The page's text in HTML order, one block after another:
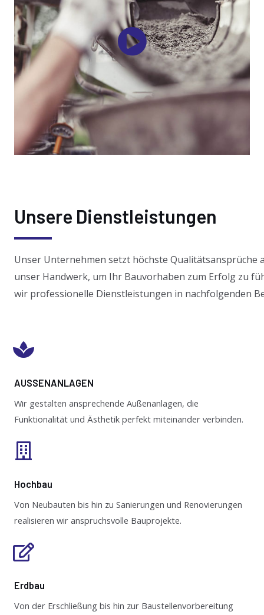
Unsere Dienstleistungen
Unser Unternehmen setzt höchste Qualitätsansprüche
unser Handwerk, um Ihr Bauvorhaben zum Erfolg zu
wir professionelle Dienstleistungen in nachfolgenden
AUSSENANLAGEN
Wir gestalten ansprechende Außenanlagen, die
Funktionalität und Ästhetik perfekt miteinander verbinden.
Hochbau
Von Neubauten bis hin zu Sanierungen und Renovierungen
realisieren wir anspruchsvolle Bauprojekte.
Erdbau
Von der Erschließung bis hin zur Baustellenvorbereitung